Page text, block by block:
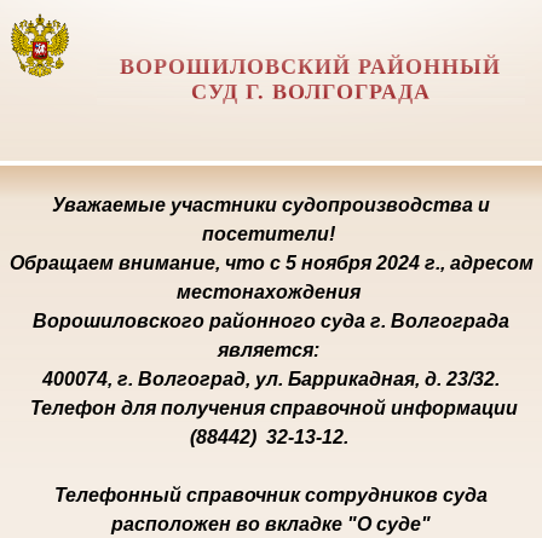
ВОРОШИЛОВСКИЙ РАЙОННЫЙ
СУД Г. ВОЛГОГРАДА
Уважаемые участники судопроизводства и
посетители!
Обращаем внимание, что с 5 ноября 2024 г., адресом
местонахождения
Ворошиловского районного суда г. Волгограда
является:
400074, г. Волгоград, ул. Баррикадная, д. 23/32.
Телефон для получения справочной информации
(88442) 32-13-12.
Телефонный справочник сотрудников суда
расположен во вкладке "О суде"